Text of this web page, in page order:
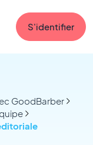
S'identifier
GoodBarber